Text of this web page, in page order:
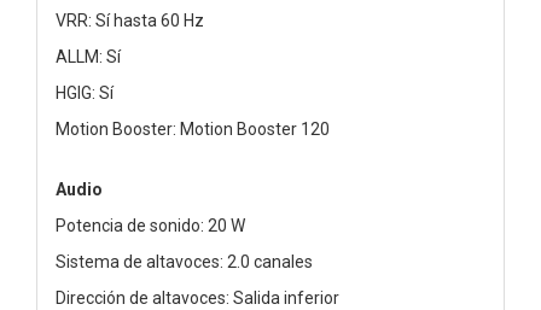
VRR: Sí hasta 60 Hz
ALLM: Sí
HGIG: Sí
Motion Booster: Motion Booster 120
Audio
Potencia de sonido: 20 W
Sistema de altavoces: 2.0 canales
Dirección de altavoces: Salida inferior